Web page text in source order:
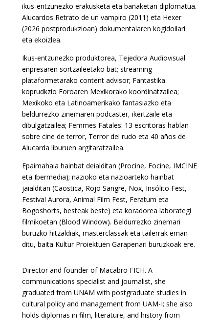
ikus-entzunezko erakusketa eta banaketan diplomatua.
Alucardos Retrato de un vampiro (2011) eta Hexer
(2026 postprodukzioan) dokumentalaren kogidoilari
eta ekoizlea.
Ikus-entzunezko produktorea, Tejedora Audiovisual
enpresaren sortzaileetako bat; streaming
plataformetarako content advisor; Fantastika
koprudkzio Foroaren Mexikorako koordinatzailea;
Mexikoko eta Latinoamerikako fantasiazko eta
beldurrezko zinemaren podcaster, ikertzaile eta
dibulgatzailea; Femmes Fatales: 13 escritoras hablan
sobre cine de terror, Terror del rudo eta 40 años de
Alucarda liburuen argitaratzailea.
Epaimahaia hainbat deialditan (Procine, Focine, IMCINE
eta Ibermedia); nazioko eta nazioarteko hainbat
jaialditan (Caostica, Rojo Sangre, Nox, Insólito Fest,
Festival Aurora, Animal Film Fest, Feratum eta
Bogoshorts, besteak beste) eta koradorea laborategi
filmikoetan (Blood Window). Beldurrezko zinemari
buruzko hitzaldiak, masterclassak eta tailerrak eman
ditu, baita Kultur Proiektuen Garapenari buruzkoak ere.
Director and founder of Macabro FICH. A
communications specialist and journalist, she
graduated from UNAM with postgraduate studies in
cultural policy and management from UAM-I; she also
holds diplomas in film, literature, and history from